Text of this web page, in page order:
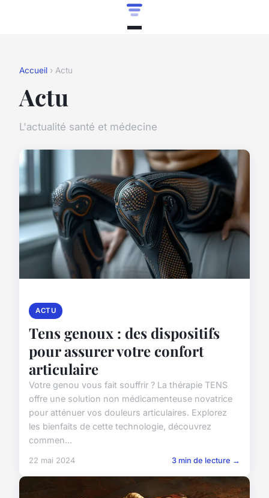
Accueil › Actu
Actu
L'actualité santé et médecine
ACTU
Tens genoux : des dispositifs
pour assurer votre confort
articulaire
Votre genou vous fait souffrir ? La thérapie TENS
offre une solution non médicamenteuse novatrice
pour atténuer vos douleurs articulaires. Explorez
les bienfaits de cette technologie, découvrez
commen...
22 mai 2024 3 min de lecture →